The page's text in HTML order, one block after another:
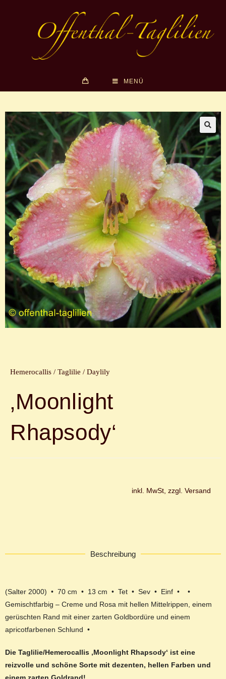
MENÜ
🔍
Hemerocallis / Taglilie / Daylily
‚Moonlight
Rhapsody‘
inkl. MwSt, zzgl. Versand
Beschreibung
(Salter 2000) • 70 cm • 13 cm • Tet • Sev • Einf • •
Gemischtfarbig – Creme und Rosa mit hellen Mittelrippen, einem
gerüschten Rand mit einer zarten Goldbordüre und einem
apricotfarbenen Schlund •
Die Taglilie/Hemerocallis ‚Moonlight Rhapsody‘ ist eine
reizvolle und schöne Sorte mit dezenten, hellen Farben und